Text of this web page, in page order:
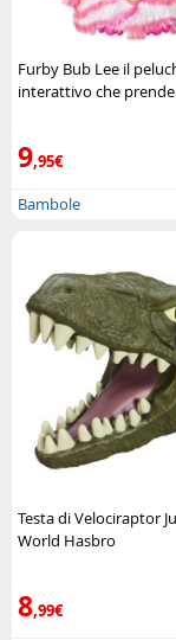
Furby Bub Lee il
interattivo che
9,95€
Bambole
Testa di Velociraptor
World Hasbro
8,99€